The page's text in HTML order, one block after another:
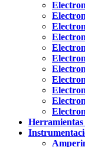
Herramientas